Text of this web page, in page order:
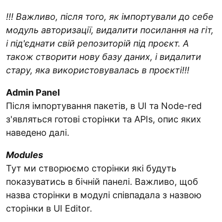
!!! Важливо, після того, як імпортували до себе
модуль авторизації, видалити посилання на гіт,
і під'єднати свій репозиторій під проєкт. А
також створити нову базу даних, і видалити
стару, яка використовувалась в проєкті!!!
Admin Panel
Після імпортування пакетів, в UI та Node-red
з'являться готові сторінки та APIs, опис яких
наведено далі.
Modules
Тут ми створюємо сторінки які будуть
показуватись в бічній панелі. Важливо, щоб
назва сторінки в модулі співпадала з назвою
сторінки в UI Editor.